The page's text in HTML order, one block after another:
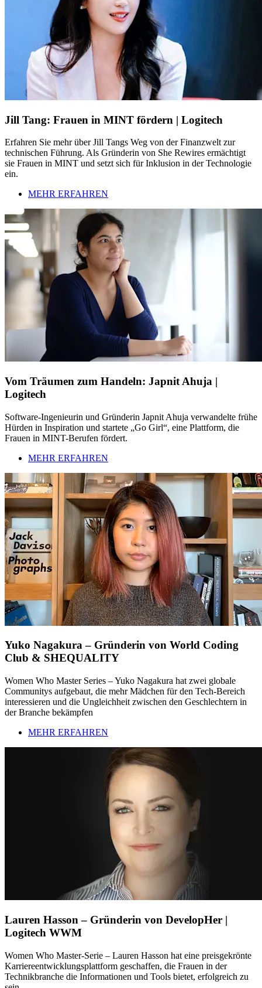
Jill Tang: Frauen in MINT fördern | Logitech
Erfahren Sie mehr über Jill Tangs Weg von der Finanzwelt zur
technischen Führung. Als Gründerin von She Rewires ermächtigt
sie Frauen in MINT und setzt sich für Inklusion in der Technologie
ein.
MEHR ERFAHREN
Vom Träumen zum Handeln: Japnit Ahuja |
Logitech
Software-Ingenieurin und Gründerin Japnit Ahuja verwandelte frühe
Hürden in Inspiration und startete „Go Girl“, eine Plattform, die
Frauen in MINT-Berufen fördert.
MEHR ERFAHREN
Yuko Nagakura – Gründerin von World Coding
Club & SHEQUALITY
Women Who Master Series – Yuko Nagakura hat zwei globale
Communitys aufgebaut, die mehr Mädchen für den Tech-Bereich
interessieren und die Ungleichheit zwischen den Geschlechtern in
der Branche bekämpfen
MEHR ERFAHREN
Lauren Hasson – Gründerin von DevelopHer |
Logitech WWM
Women Who Master-Serie – Lauren Hasson hat eine preisgekrönte
Karriereentwicklungsplattform geschaffen, die Frauen in der
Technikbranche die Informationen und Tools bietet, erfolgreich zu